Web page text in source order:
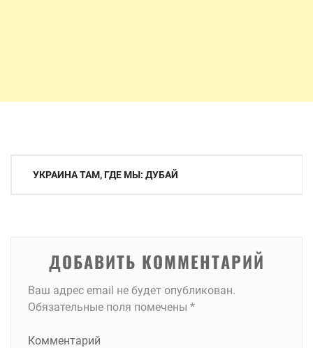
Навигация
УКРАИНА ТАМ, ГДЕ МЫ: ДУБАЙ
ДОБАВИТЬ КОММЕНТАРИЙ
Ваш адрес email не будет опубликован.
Обязательные поля помечены *
Комментарий